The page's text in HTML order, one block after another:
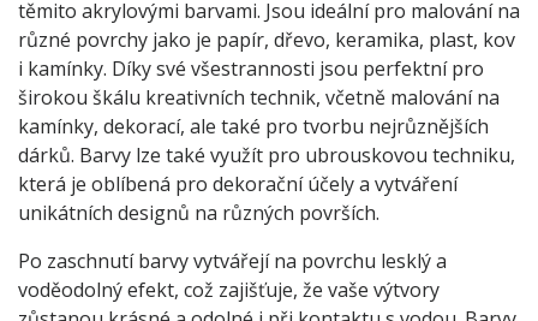
těmito akrylovými barvami. Jsou ideální pro malování na
různé povrchy jako je papír, dřevo, keramika, plast, kov
i kamínky. Díky své všestrannosti jsou perfektní pro
širokou škálu kreativních technik, včetně malování na
kamínky, dekorací, ale také pro tvorbu nejrůznějších
dárků. Barvy lze také využít pro ubrouskovou techniku,
která je oblíbená pro dekorační účely a vytváření
unikátních designů na různých površích.
Po zaschnutí barvy vytvářejí na povrchu lesklý a
voděodolný efekt, což zajišťuje, že vaše výtvory